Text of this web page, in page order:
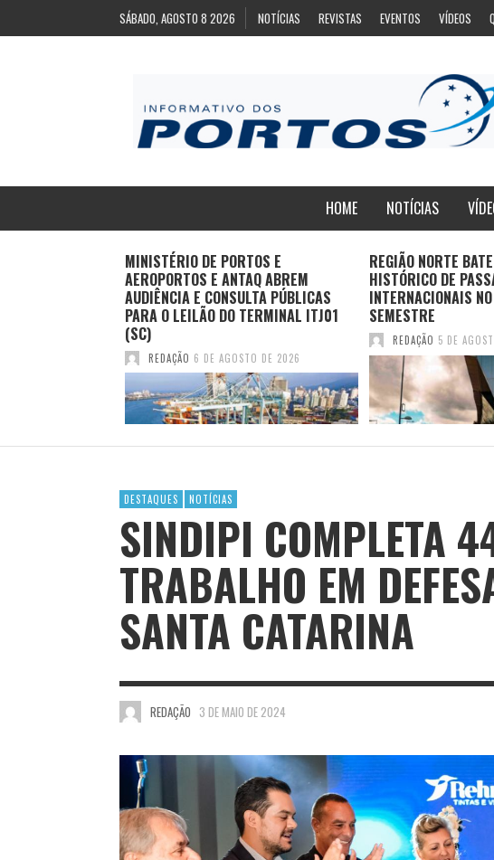
SÁBADO, AGOSTO 8 2026 NOTÍCIAS REVISTAS EVENTOS VÍDEOS
HOME NOTÍCIAS
MINISTÉRIO DE PORTOS E
AEROPORTOS E ANTAQ ABREM
AUDIÊNCIA E CONSULTA PÚBLICAS
PARA O LEILÃO DO TERMINAL ITJ01
(SC)
REDAÇÃO 6 DE AGOSTO DE 2026
REGIÃO NORTE
HISTÓRICO DE
INTERNACIONAIS
SEMESTRE
REDAÇÃO 5 DE
DESTAQUES NOTÍCIAS
SINDIPI COMPLETA
TRABALHO EM
SANTA CATARINA
REDAÇÃO 3 DE MAIO DE 2024